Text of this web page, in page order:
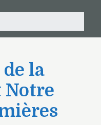
la
Notre